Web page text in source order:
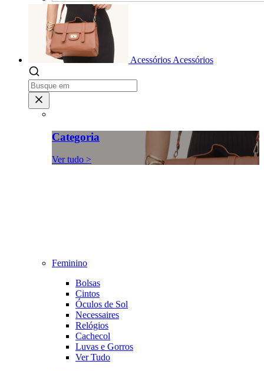
Acessórios Acessórios
Categoria
Ver tudo >
Feminino
Bolsas
Cintos
Óculos de Sol
Necessaires
Relógios
Cachecol
Luvas e Gorros
Ver Tudo